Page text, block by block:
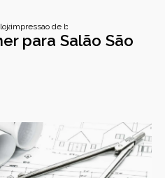
impressao de banner para salao sao
para Salão São